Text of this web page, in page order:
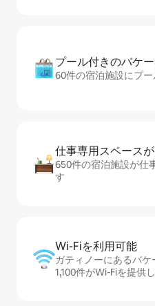
プール付きのバ⁠ケ⁠
60件の宿泊施設にプ
仕事専用ス⁠ペ⁠ー⁠ス
650件の宿泊施設が仕
す
Wi-Fiを利⁠用⁠可⁠能
ガティノーにあるバ
1,100件がWi-Fiを提供